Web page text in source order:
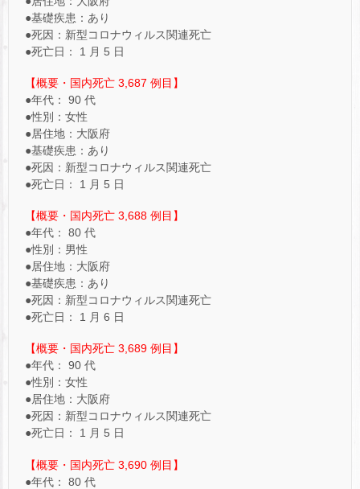
●基礎疾患：あり
●死因：新型コロナウィルス関連死亡
●死亡日： 1 月 5 日
【概要・国内死亡 3,687 例目】
●年代： 90 代
●性別：女性
●居住地：大阪府
●基礎疾患：あり
●死因：新型コロナウィルス関連死亡
●死亡日： 1 月 5 日
【概要・国内死亡 3,688 例目】
●年代： 80 代
●性別：男性
●居住地：大阪府
●基礎疾患：あり
●死因：新型コロナウィルス関連死亡
●死亡日： 1 月 6 日
【概要・国内死亡 3,689 例目】
●年代： 90 代
●性別：女性
●居住地：大阪府
●死因：新型コロナウィルス関連死亡
●死亡日： 1 月 5 日
【概要・国内死亡 3,690 例目】
●年代： 80 代